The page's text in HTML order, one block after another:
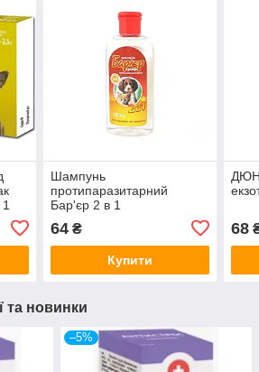
Шампунь
протипаразитарний
Бар'єр 2 в 1
кошенят та цуценят, 200
мл
64₴
Купити
68
та новинки
–5%